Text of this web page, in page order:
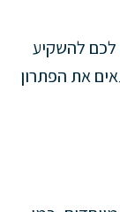
לכם להשקיע
את הפתרון